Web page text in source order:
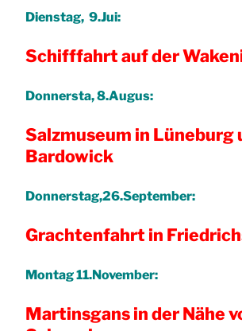
Dienstag, 9.Jui:
Schifffahrt auf der
Donnersta, 8.Augus:
Salzmuseum in Lüneburg
Bardowick
Donnerstag,26.September:
Grachtenfahrt in
Montag 11.November:
Martinsgans in der Nähe